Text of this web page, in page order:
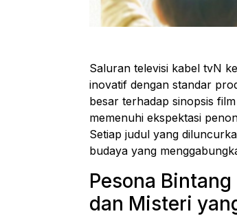
Saluran televisi kabel tvN
inovatif dengan standar
besar terhadap sinopsis
memenuhi ekspektasi
Setiap judul yang
budaya yang
Pesona
dan Misteri